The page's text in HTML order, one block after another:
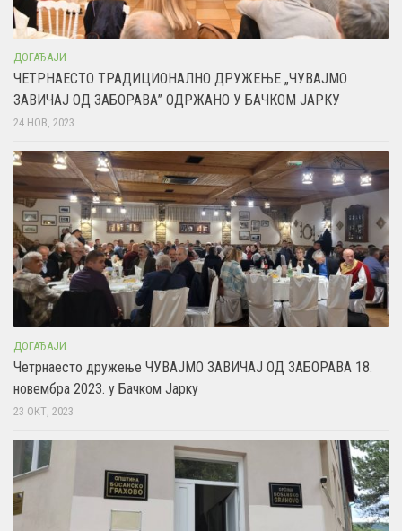
ДОГАЂАЈИ
ЧЕТРНАЕСТО ТРАДИЦИОНАЛНО ДРУЖЕЊЕ „ЧУВАЈМО
ЗАВИЧАЈ ОД ЗАБОРАВА” ОДРЖАНО У БАЧКОМ ЈАРКУ
24 НОВ, 2023
ДОГАЂАЈИ
Четрнаесто дружење ЧУВАЈМО ЗАВИЧАЈ ОД ЗАБОРАВА 18.
новембра 2023. у Бачком Јарку
23 ОКТ, 2023